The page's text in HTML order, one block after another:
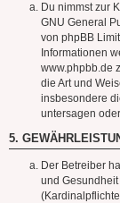
Du nimmst zur
GNU General
von phpBB
Informationen
www.phpbb.de
die Art und
insbesondere
untersagen
5.
Der Betreiber
und